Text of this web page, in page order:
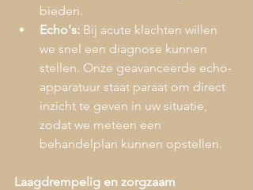
bieden.
Echo's: Bij acute klachten willen
we snel een diagnose kunnen
stellen. Onze geavanceerde echo-
apparatuur staat paraat om direct
inzicht te geven in uw situatie,
zodat we meteen een
behandelplan kunnen opstellen.
Laagdrempelig en zorgzaam